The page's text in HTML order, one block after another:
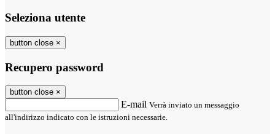
Seleziona utente
button close ×
Recupero password
button close ×
E-mail Verrà inviato un messaggio
all'indirizzo indicato con le istruzioni necessarie.